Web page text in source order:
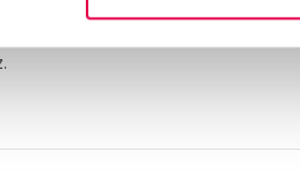
genug Kraft für Ihre